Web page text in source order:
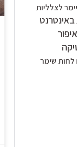
לצלליות
באינטרנט
לחות שימר